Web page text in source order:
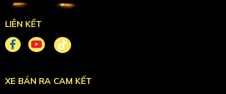
LIÊN KẾT
XE BÁN RA CAM KẾT